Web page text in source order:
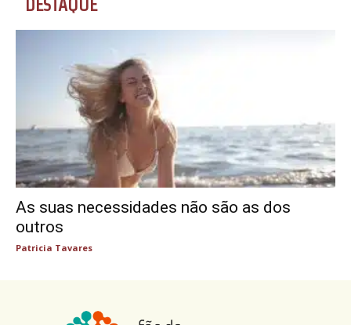
DESTAQUE
As suas necessidades não são as dos
outros
Patricia Tavares